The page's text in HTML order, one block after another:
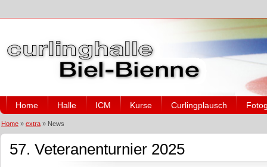
Home Halle ICM Kurse Curlingplausch
Home » extra » News
57. Veteranenturnier 2025